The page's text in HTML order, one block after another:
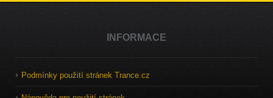
INFORMACE
Podmínky použití stránek Trance.cz